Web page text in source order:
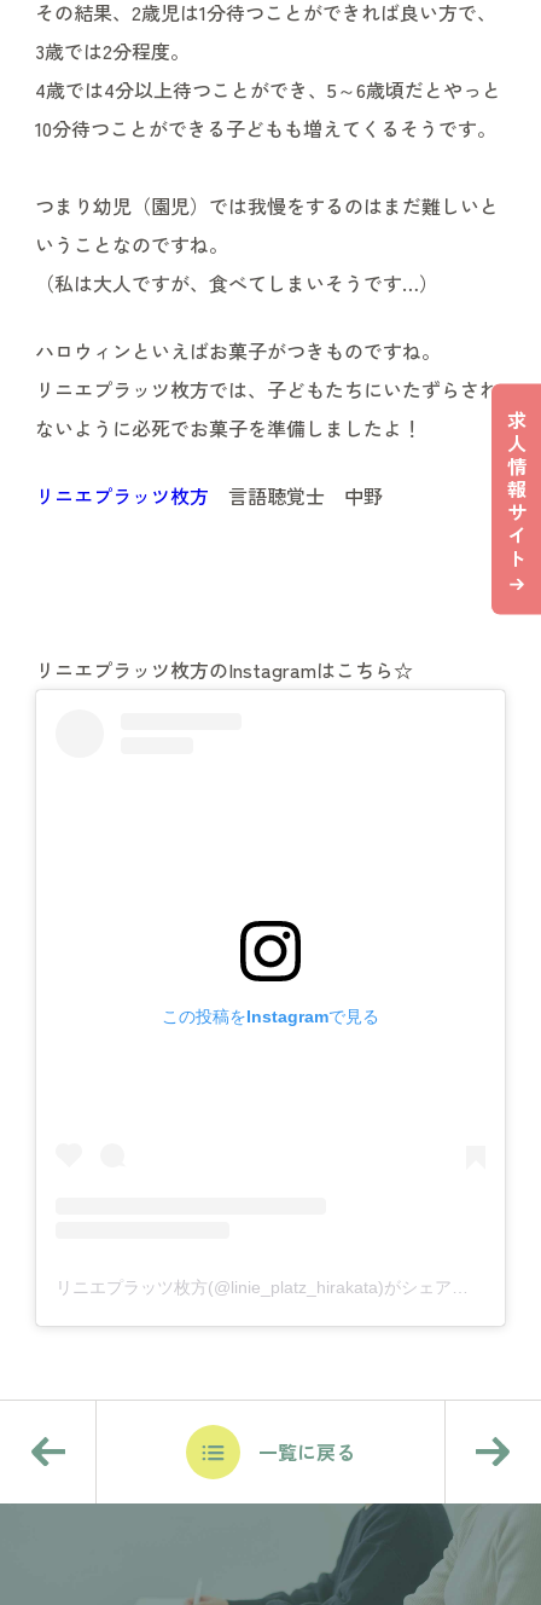
求
人
情
報
サ
イ
ト
その結果、2歳児は1分待つことができれば良い方で、
3歳では2分程度。
4歳では4分以上待つことができ、5～6歳頃だとやっと
10分待つことができる子どもも増えてくるそうです。
つまり幼児（園児）では我慢をするのはまだ難しいと
いうことなのですね。
（私は大人ですが、食べてしまいそうです…）
ハロウィンといえばお菓子がつきものですね。
リニエプラッツ枚方では、子どもたちにいたずらされ
ないように必死でお菓子を準備しましたよ！
リニエプラッツ枚方 言語聴覚士 中野
リニエプラッツ枚方のInstagramはこちら☆
この投稿をInstagramで見る
一覧に戻る